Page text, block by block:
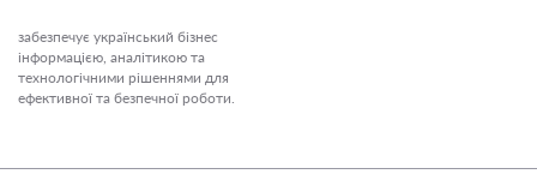
забезпечує український бізнес
інформацією, аналітикою та
технологічними рішеннями для
ефективної та безпечної роботи.